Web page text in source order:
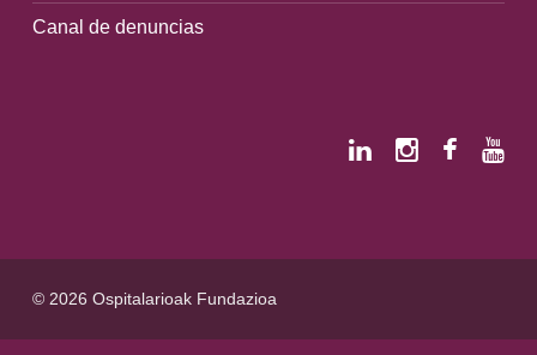
Canal de denuncias
© 2026 Ospitalarioak Fundazioa